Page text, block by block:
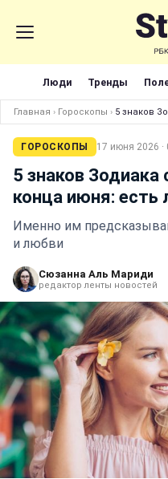
Люди Тренды
Главная › Гороскопы › 5 знаков
ГОРОСКОПЫ 17 июня 2026 ·
5 знаков
конца июня: есть
Именно им
и любви
Сюзанна Аль Мариди
редактор ленты новостей